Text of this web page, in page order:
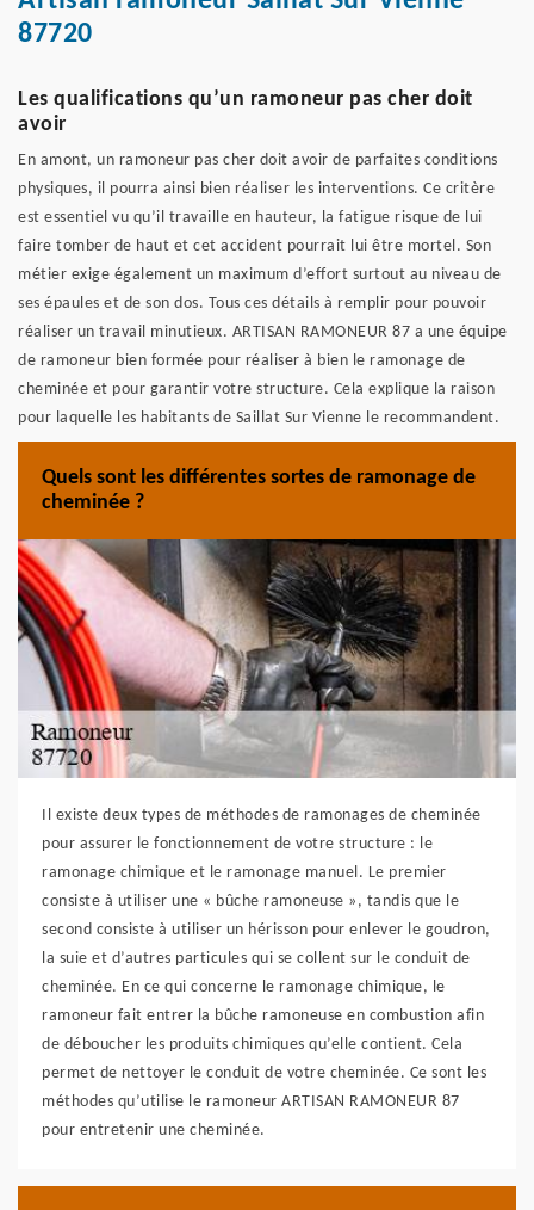
87720
Les qualifications qu’un ramoneur pas cher doit
avoir
En amont, un ramoneur pas cher doit avoir de parfaites conditions
physiques, il pourra ainsi bien réaliser les interventions. Ce critère
est essentiel vu qu’il travaille en hauteur, la fatigue risque de lui
faire tomber de haut et cet accident pourrait lui être mortel. Son
métier exige également un maximum d’effort surtout au niveau de
ses épaules et de son dos. Tous ces détails à remplir pour pouvoir
réaliser un travail minutieux. ARTISAN RAMONEUR 87 a une équipe
de ramoneur bien formée pour réaliser à bien le ramonage de
cheminée et pour garantir votre structure. Cela explique la raison
pour laquelle les habitants de Saillat Sur Vienne le recommandent.
Quels sont les différentes sortes de ramonage de
cheminée ?
Il existe deux types de méthodes de ramonages de cheminée
pour assurer le fonctionnement de votre structure : le
ramonage chimique et le ramonage manuel. Le premier
consiste à utiliser une « bûche ramoneuse », tandis que le
second consiste à utiliser un hérisson pour enlever le goudron,
la suie et d’autres particules qui se collent sur le conduit de
cheminée. En ce qui concerne le ramonage chimique, le
ramoneur fait entrer la bûche ramoneuse en combustion afin
de déboucher les produits chimiques qu’elle contient. Cela
permet de nettoyer le conduit de votre cheminée. Ce sont les
méthodes qu’utilise le ramoneur ARTISAN RAMONEUR 87
pour entretenir une cheminée.